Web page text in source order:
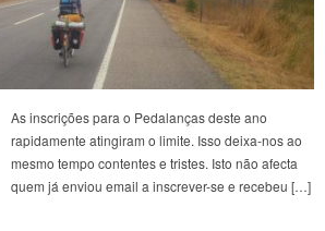
As inscrições para o Pedalanças deste ano
rapidamente atingiram o limite. Isso deixa-nos ao
mesmo tempo contentes e tristes. Isto não afecta
quem já enviou email a inscrever-se e recebeu […]